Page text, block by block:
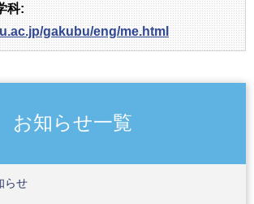
科:
gakubu/eng/me.html
お知らせ一覧
らせ